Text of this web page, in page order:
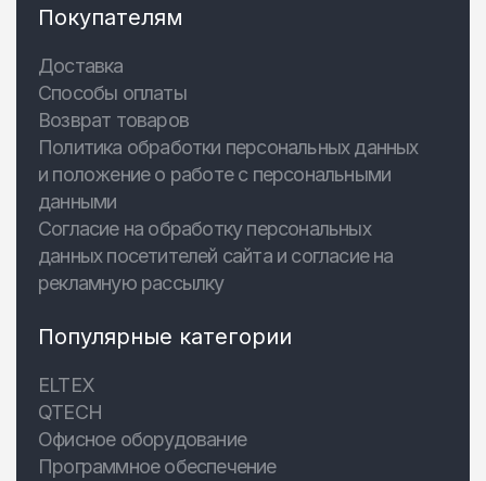
Покупателям
Доставка
Способы оплаты
Возврат товаров
Политика обработки персональных данных
и положение о работе с персональными
данными
Согласие на обработку персональных
данных посетителей сайта и согласие на
рекламную рассылку
Популярные категории
ELTEX
QTECH
Офисное оборудование
Программное обеспечение